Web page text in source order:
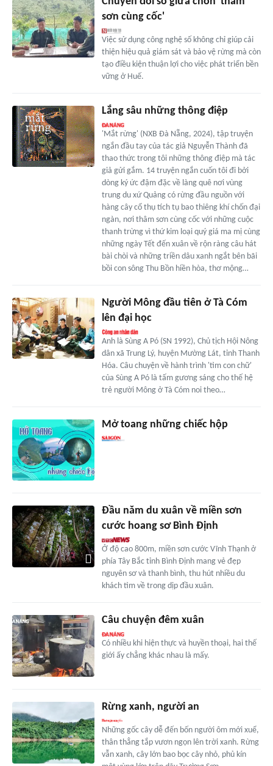
sơn cùng cốc'
Việc sử dụng công nghệ số không chỉ giúp cải
thiện hiệu quả giám sát và bảo vệ rừng mà còn
tạo điều kiện thuận lợi cho việc phát triển bền
vững ở Huế.
Lắng sâu những thông điệp
'Mắt rừng' (NXB Đà Nẵng, 2024), tập truyện
ngắn đầu tay của tác giả Nguyễn Thành đã
thao thức trong tôi những thông điệp mà tác
giả gửi gắm. 14 truyện ngắn cuốn tôi đi bởi
dòng ký ức đậm đặc về làng quê nơi vùng
trung du xứ Quảng có rừng đầu nguồn với
hàng cây cổ thụ tích tụ bao thiêng khí chốn đại
ngàn, nơi thâm sơn cùng cốc với những cuộc
thanh trừng vì thứ kim loại quý giá ma mị cùng
những ngày Tết đến xuân về rộn ràng câu hát
bài chòi và những triền dâu xanh ngắt bên bãi
bồi con sông Thu Bồn hiền hòa, thơ mộng…
Người Mông đầu tiên ở Tà Cóm
lên đại học
Anh là Sùng A Pó (SN 1992), Chủ tịch Hội Nông
dân xã Trung Lý, huyện Mường Lát, tỉnh Thanh
Hóa. Câu chuyện về hành trình 'tìm con chữ'
của Sùng A Pó là tấm gương sáng cho thế hệ
trẻ người Mông ở Tà Cóm noi theo…
Mở toang những chiếc hộp
Đầu năm du xuân về miền sơn
cước hoang sơ Bình Định
Ở độ cao 800m, miền sơn cước Vĩnh Thạnh ở
phía Tây Bắc tỉnh Bình Ðịnh mang vẻ đẹp
nguyên sơ và thanh bình, thu hút nhiều du
khách tìm về trong dịp đầu xuân.
Câu chuyện đêm xuân
Có nhiều khi hiện thực và huyền thoại, hai thế
giới ấy chẳng khác nhau là mấy.
Rừng xanh, người an
Những gốc cây dễ đến bốn người ôm mới xuể,
thân thẳng tắp vươn ngọn lên trời xanh. Rừng
vẫn xanh, cây lớn bao bọc cây nhỏ, phủ kín